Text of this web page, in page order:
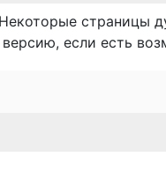
страницы
если есть